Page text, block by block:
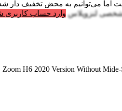
اما می‌توانیم به محض تخفیف دار
لنزوپلاس وارد حساب کاربری